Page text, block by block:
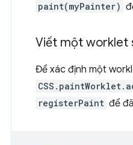
paint(myPainter)
Viết một worklet
Để xác định một
registerPaint để